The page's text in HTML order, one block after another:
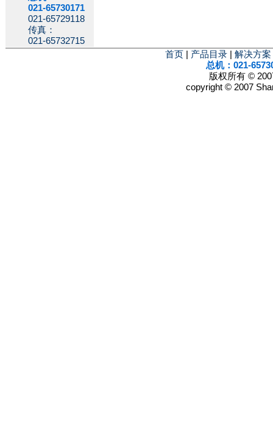
021-65730171
021-65729118
传真：
021-65732715
首页
产品目录 解决方案
总机：021-
版权所有 ©
copyright © 2007